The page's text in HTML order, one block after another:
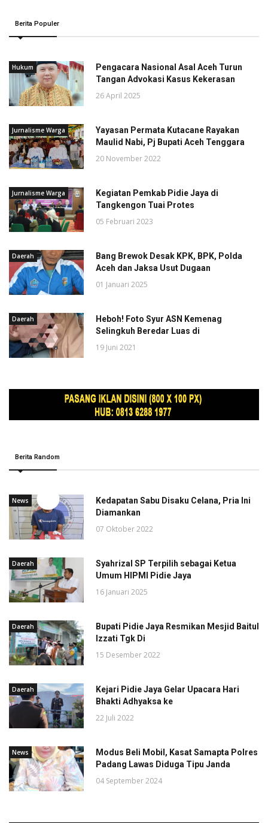
Berita Populer
Hukum
Pengacara Nasional Asal Aceh Turun
Tangan Advokasi Kasus Kekerasan
26 April 2025
Jurnalisme Warga
Yayasan Permata Kutacane Rayakan
Maulid Nabi, Pj Bupati Aceh Tenggara
20 November 2022
Jurnalisme Warga
Kegiatan Pemkab Pidie Jaya di
Tangkengon Tuai Protes
05 Februari 2023
Daerah
Bang Brewok Desak KPK, BPK, Polda
Aceh dan Jaksa Usut Dugaan
01 Januari 2025
Daerah
Heboh! Foto Syur ASN Kemenag
Selingkuh Beredar Luas di
19 Juni 2021
Berita Random
News
Kedapatan Sabu Disaku Celana, Pria Ini
Diamankan
07 Oktober 2022
Daerah
Syahrizal SP Terpilih sebagai Ketua
Umum HIPMI Pidie Jaya
16 Januari 2025
Daerah
Bupati Pidie Jaya Resmikan Mesjid Baitul
Izzati Tgk Di
15 Desember 2022
Daerah
Kejari Pidie Jaya Gelar Upacara Hari
Bhakti Adhyaksa ke
22 Juli 2022
News
Modus Beli Mobil, Kasat Samapta Polres
Padang Lawas Diduga Tipu Janda
04 September 2024